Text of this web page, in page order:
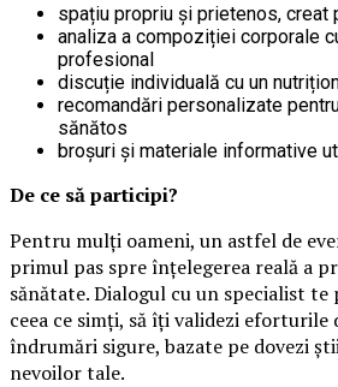
spațiu propriu și prietenos, creat
analiza a compoziției corporale
profesional
discuție individuală cu un
recomandări personalizate
sănătos
broșuri și materiale informative
De ce să participi?
Pentru mulți oameni, un astfel de
primul pas spre înțelegerea reală a
sănătate. Dialogul cu un specialist
ceea ce simți, să îți validezi eforturile
îndrumări sigure, bazate pe dovezi
nevoilor tale.